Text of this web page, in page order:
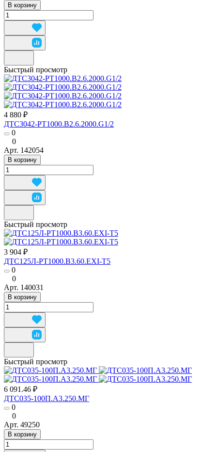
В корзину
Быстрый просмотр
4 880 ₽
ДТС3042-РТ1000.В2.6.2000.G1/2
0
0
Арт. 142054
В корзину
Быстрый просмотр
3 904 ₽
ДТС125Л-РТ1000.В3.60.ЕХI-Т5
0
0
Арт. 140031
В корзину
Быстрый просмотр
6 091.46 ₽
ДТС035-100П.А3.250.МГ
0
0
Арт. 49250
В корзину